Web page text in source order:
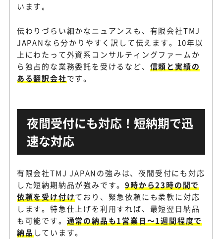
います。
伝わりづらい細かなニュアンスも、有限会社TMJ
JAPANなら分かりやすく訳して伝えます。10年以
上にわたって外資系コンサルティングファームか
ら独占的な業務委託を受けるなど、 信頼と実績の
ある翻訳会社です。
夜間受付にも対応！短納期で迅
速な対応
有限会社TMJ JAPANの強みは、夜間受付にも対応
した短納期納品が強みです。9時から23時の間で
依頼を受け付けており、緊急依頼にも柔軟に対応
します。特急仕上げを利用すれば、最短翌日納品
も可能です。 通常の納品も1営業日～1週間程度で
納品 しています。